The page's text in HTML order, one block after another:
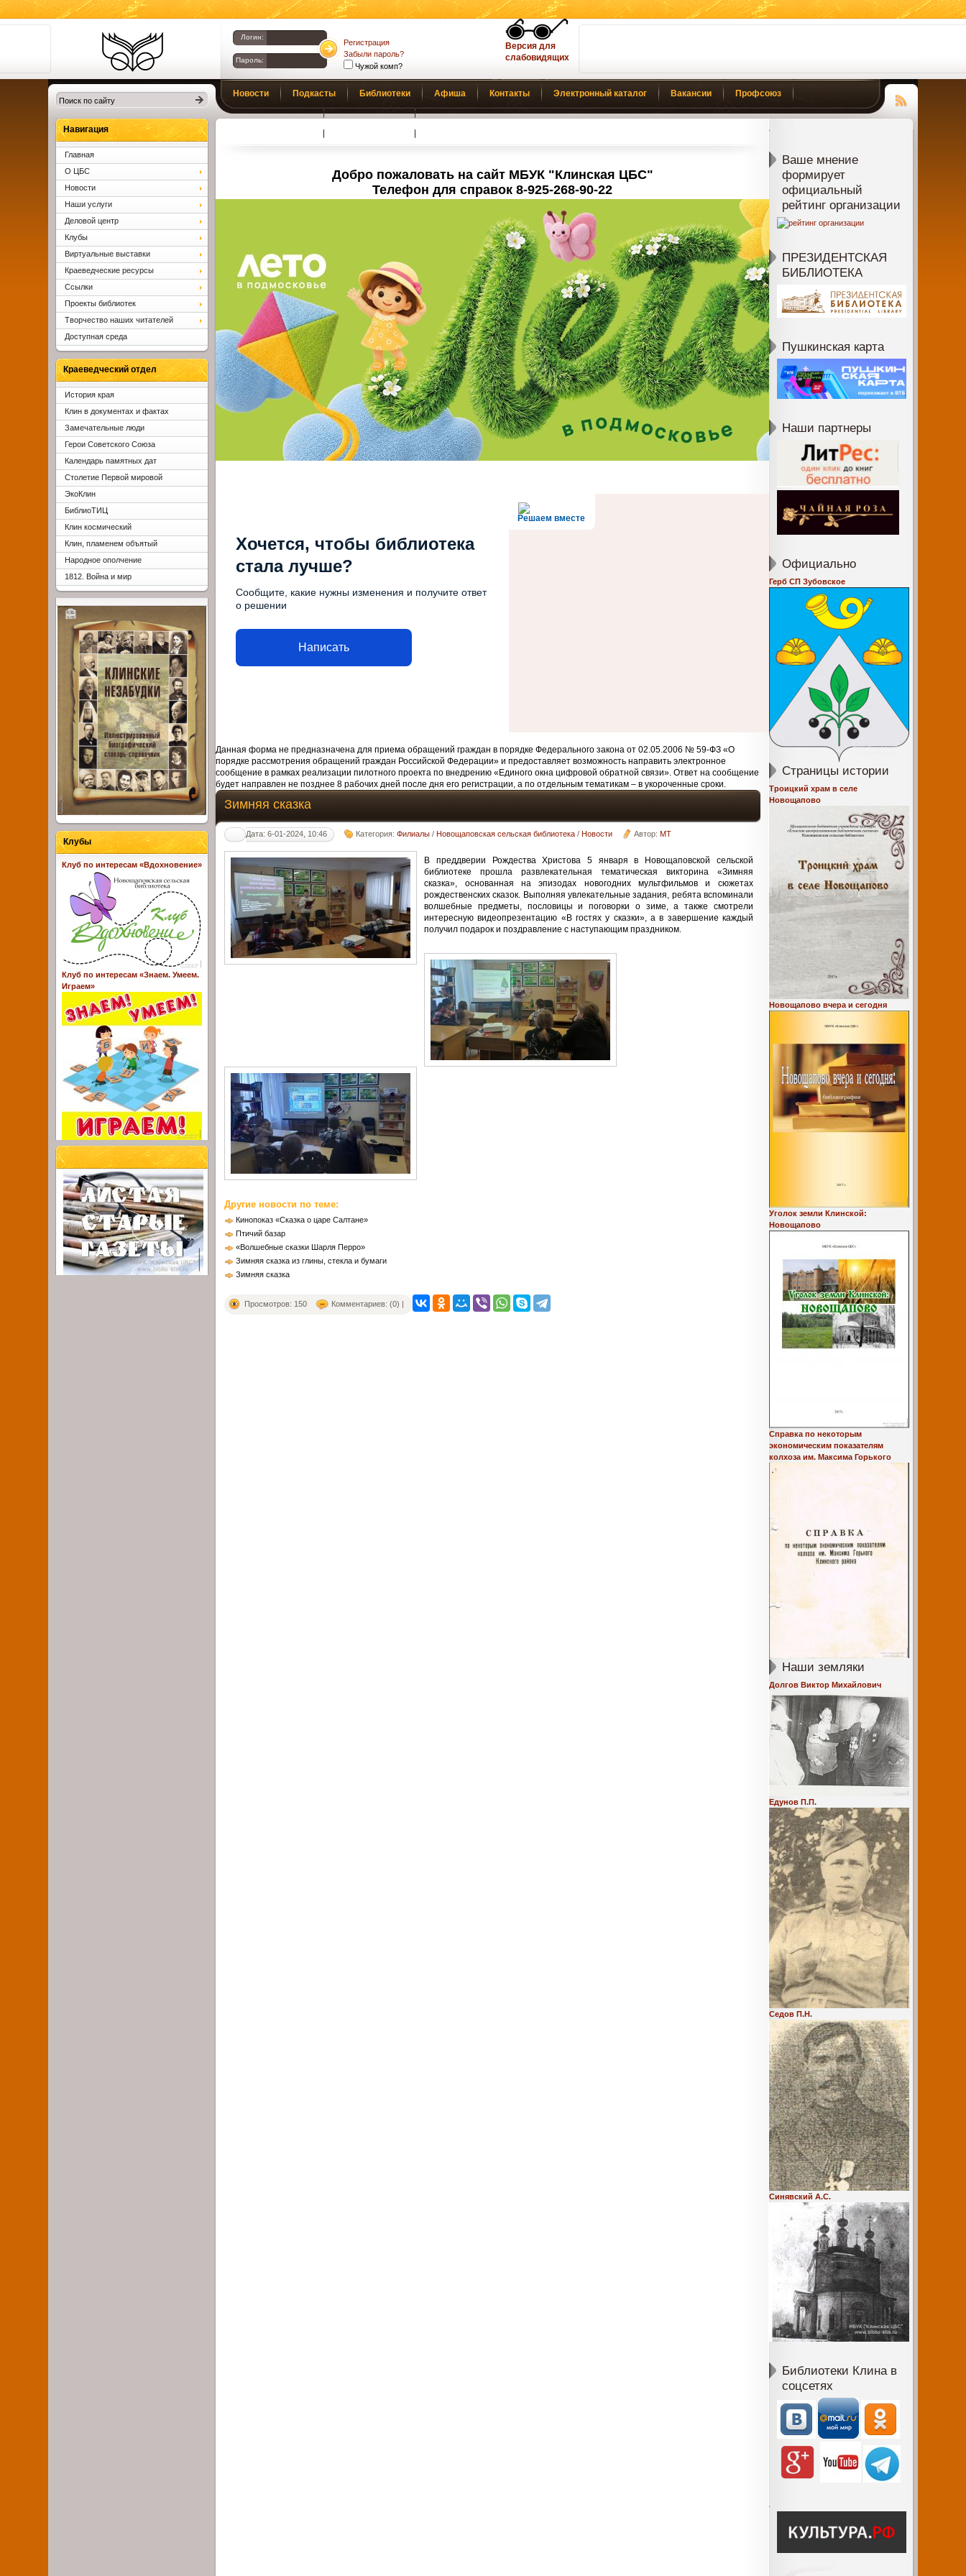
Библиотеки
Клина. Клинская
ЦБС.
Логин:
Пароль:
Регистрация
Забыли пароль?
Чужой комп?
Версия для
слабовидящих
Новости Подкасты Библиотеки Афиша Контакты Электронный каталог Вакансии Профсоюз
Чтение
Добро пожаловать на сайт МБУК "Клинская ЦБС"
Телефон для справок 8-925-268-90-22
Решаем вместе
Хочется, чтобы библиотека
стала лучше?
Сообщите, какие нужны изменения и получите ответ
о решении
Написать
Данная форма не предназначена для приема обращений граждан в порядке Федерального закона от 02.05.2006 № 59-ФЗ «О
порядке рассмотрения обращений граждан Российской Федерации» и предоставляет возможность направить электронное
сообщение в рамках реализации пилотного проекта по внедрению «Единого окна цифровой обратной связи». Ответ на сообщение
будет направлен не позднее 8 рабочих дней после дня его регистрации, а по отдельным тематикам – в укороченные сроки.
Зимняя сказка
Дата: 6-01-2024, 10:46 Категория:Филиалы /Новощаповская сельская библиотека /Новости Автор:MT
В преддверии Рождества Христова 5 января в Новощаповской сельской
библиотеке прошла развлекательная тематическая викторина «Зимняя
сказка», основанная на эпизодах новогодних мультфильмов и сюжетах
рождественских сказок. Выполняя увлекательные задания, ребята вспоминали
волшебные предметы, пословицы и поговорки о зиме, а также смотрели
интересную видеопрезентацию «В гостях у сказки», а в завершение каждый
получил подарок и поздравление с наступающим праздником.
Другие новости по теме:
Кинопоказ «Сказка о царе Салтане»
Птичий базар
«Волшебные сказки Шарля Перро»
Зимняя сказка из глины, стекла и бумаги
Зимняя сказка
Просмотров: 150 Комментариев: (0) |
Ваше мнение
формирует
официальный
рейтинг организации
ПРЕЗИДЕНТСКАЯ
БИБЛИОТЕКА
Пушкинская карта
Наши партнеры
Официально
Герб СП Зубовское
Страницы истории
Троицкий храм в селе
Новощапово
Новощапово вчера и сегодня
Уголок земли Клинской:
Новощапово
Справка по некоторым
экономическим показателям
колхоза им. Максима Горького
Наши земляки
Долгов Виктор Михайлович
Едунов П.П.
Седов П.Н.
Синявский А.С.
Библиотеки Клина в
соцсетях
Навигация
Главная
О ЦБС
Новости
Наши услуги
Деловой центр
Клубы
Виртуальные выставки
Краеведческие ресурсы
Ссылки
Проекты библиотек
Творчество наших читателей
Доступная среда
Краеведческий отдел
История края
Клин в документах и фактах
Замечательные люди
Герои Советского Союза
Календарь памятных дат
Столетие Первой мировой
ЭкоКлин
БиблиоТИЦ
Клин космический
Клин, пламенем объятый
Народное ополчение
1812. Война и мир
Клубы
Клуб по интересам «Вдохновение»
Клуб по интересам «Знаем. Умеем.
Играем»